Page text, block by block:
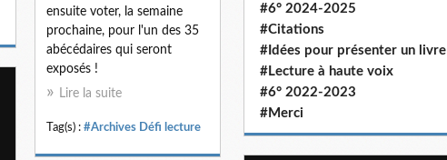
ensuite voter, la semaine
prochaine, pour l'un des 35
abécédaires qui seront
exposés !
Lire la suite
Tag(s) : #Archives Défi lecture
#6° 2024-2025
#Citations
#Idées pour présenter un livre
#Lecture à haute voix
#6° 2022-2023
#Merci